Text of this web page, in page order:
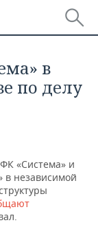
в
по делу
«Система» и
в независимой